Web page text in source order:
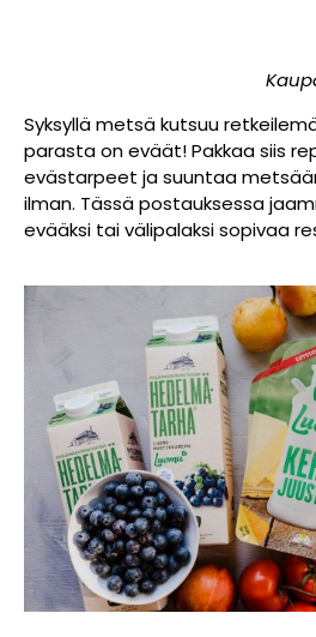
Syksyllä metsä kutsuu
parasta on eväät! Pakkaa siis
evästarpeet ja suuntaa
ilman. Tässä postauksessa
evääksi tai välipalaksi sopivaa